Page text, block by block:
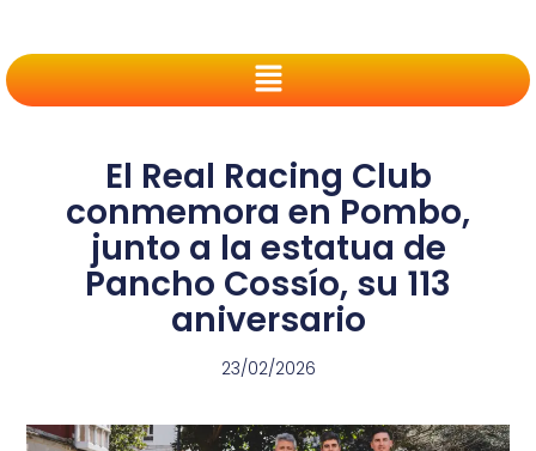
El Real Racing Club
conmemora en Pombo,
junto a la estatua de
Pancho Cossío, su 113
aniversario
23/02/2026